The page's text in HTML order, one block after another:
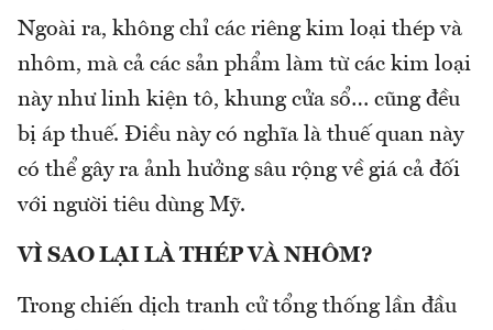
Ngoài ra, không chỉ các riêng kim loại thép và
nhôm, mà cả các sản phẩm làm từ các kim loại
này như linh kiện tô, khung cửa sổ… cũng đều
bị áp thuế. Điều này có nghĩa là thuế quan này
có thể gây ra ảnh hưởng sâu rộng về giá cả đối
với người tiêu dùng Mỹ.
VÌ SAO LẠI LÀ THÉP VÀ NHÔM?
Trong chiến dịch tranh cử tổng thống lần đầu